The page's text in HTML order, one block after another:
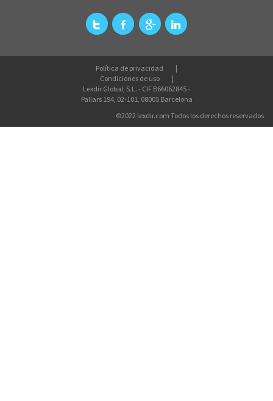
Política de privacidad
Condiciones de uso
Lexdir Global, S.L. - CIF B66062845 -
Pallars 194, 02-101, 08005 Barcelona
©2022 lexdir.com Todos los derechos reservados